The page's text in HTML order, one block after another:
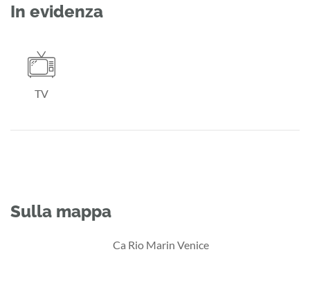
In evidenza
TV
Sulla mappa